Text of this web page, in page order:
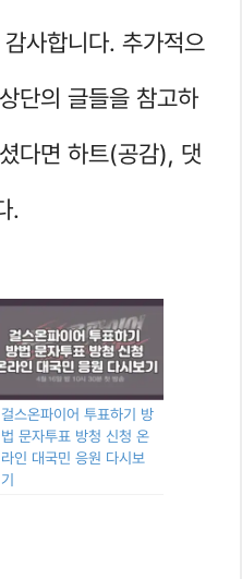
사합니다. 추가적으
단의 글들을 참고하
다면 하트(공감), 댓
.
걸스온파이어 투표하기 방
법 문자투표 방청 신청 온
라인 대국민 응원 다시보
기